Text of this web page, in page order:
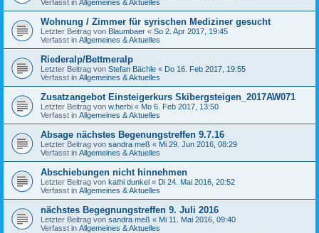
Verfasst in Allgemeines & Aktuelles
Wohnung / Zimmer für syrischen Mediziner gesucht
Letzter Beitrag von Blaumbaer « So 2. Apr 2017, 19:45
Verfasst in Allgemeines & Aktuelles
Riederalp/Bettmeralp
Letzter Beitrag von Stefan Bächle « Do 16. Feb 2017, 19:55
Verfasst in Allgemeines & Aktuelles
Zusatzangebot Einsteigerkurs Skibergsteigen_2017AW071
Letzter Beitrag von w.herbi « Mo 6. Feb 2017, 13:50
Verfasst in Allgemeines & Aktuelles
Absage nächstes Begenungstreffen 9.7.16
Letzter Beitrag von sandra meß « Mi 29. Jun 2016, 08:29
Verfasst in Allgemeines & Aktuelles
Abschiebungen nicht hinnehmen
Letzter Beitrag von kathi dunkel « Di 24. Mai 2016, 20:52
Verfasst in Allgemeines & Aktuelles
nächstes Begegnungstreffen 9. Juli 2016
Letzter Beitrag von sandra meß « Mi 11. Mai 2016, 09:40
Verfasst in Allgemeines & Aktuelles